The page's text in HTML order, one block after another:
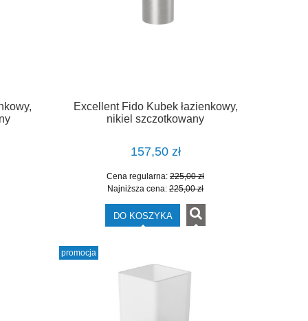
Excellent Fido Kubek łazienkowy,
nikiel szczotkowany
157,50 zł
Cena regularna: 225,00 zł
Najniższa cena: 225,00 zł
DO KOSZYKA
promocja